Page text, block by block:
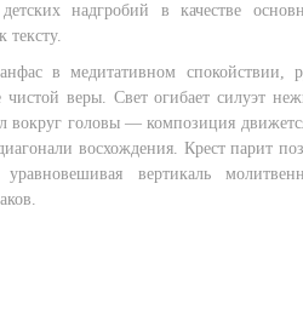
надгробий в качестве
тексту.
в медитативном спокойствии,
веры. Свет огибает силуэт
вокруг головы — композиция
восхождения. Крест парит
вертикаль